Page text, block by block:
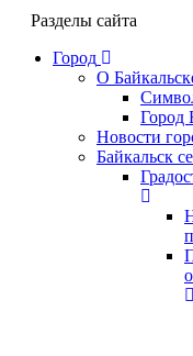
Разделы сайта
Город
О
Город
Новости
Байкальск